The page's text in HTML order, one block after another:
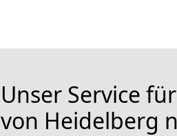
Unser Service
von Heidelberg